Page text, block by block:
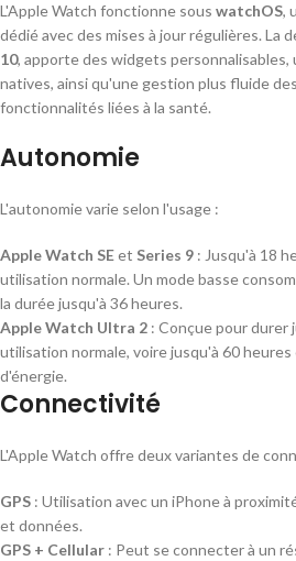
L'Apple Watch fonctionne sous watchOS,
dédié avec des mises à jour régulières. La
10, apporte des widgets
natives, ainsi qu'une gestion plus fluide
fonctionnalités liées à la santé.
Autonomie
L'autonomie varie selon l'usage :
Apple Watch SEet Series 9 : Jusqu'à 18
utilisation normale. Un mode basse
la durée jusqu'à 36 heures.
Apple Watch Ultra 2 : Conçue pour durer
utilisation normale, voire jusqu'à 60
d'énergie.
Connectivité
L'Apple Watch offre deux variantes de
GPS : Utilisation avec un iPhone à
et données.
GPS + Cellular : Peut se connecter à un